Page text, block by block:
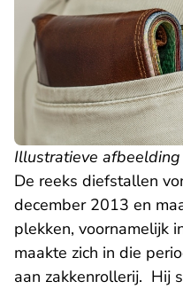
Illustratieve afbeelding
De reeks diefstallen
december 2013 en
plekken, voornamelijk
maakte zich in die
aan zakkenrollerij. Hij